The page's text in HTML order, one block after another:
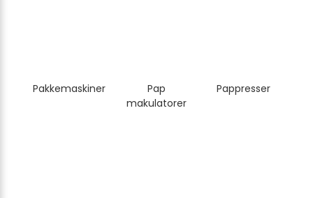
Pakkemaskiner
Pap
makulatorer
Pappresser